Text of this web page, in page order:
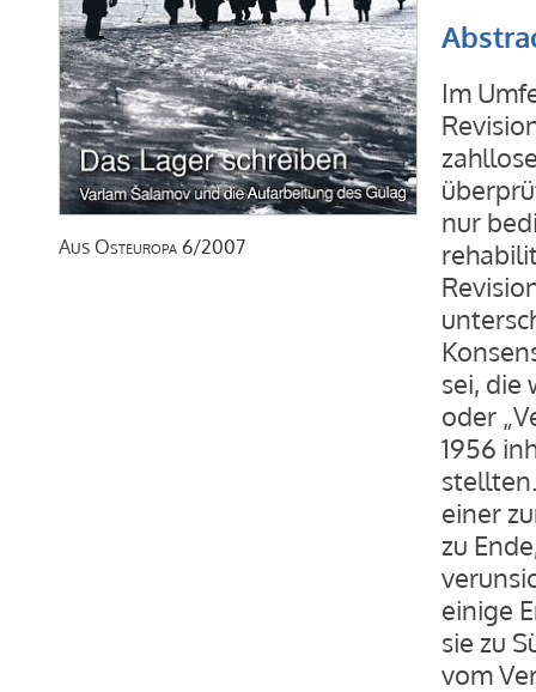
Aus Osteuropa 6/2007
Im
nur
sei, die
oder
1956
einer
zu
einige
sie zu
vom